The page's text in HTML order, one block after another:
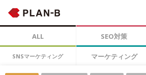
ALL SEO対策
SNSマーケティング マーケティング